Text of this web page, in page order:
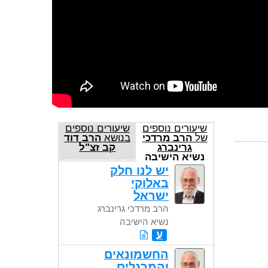
שיעורים נוספים
שלהרב מרדכי
גרינברג
נשיא הישיבה
שיעורים נוספים
בנושא הרב דוד
קב זצ"ל
יש לנו חלק
באלוקי
ישראל
הרב מרדכי גרינברג
נשיא הישיבה
ע
החשמונאים